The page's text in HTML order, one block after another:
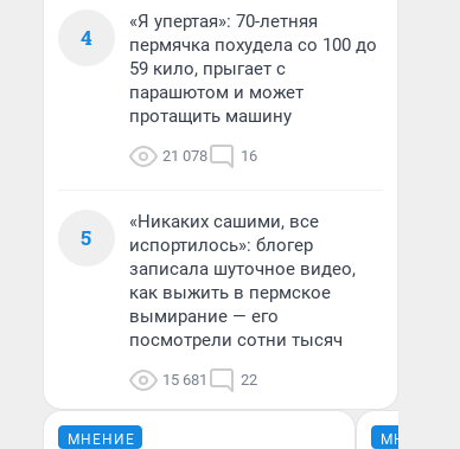
4
«Я упертая»: 70-летняя
пермячка похудела со 100 до
59 кило, прыгает с
парашютом и может
протащить машину
21 078 16
5
«Никаких сашими, все
испортилось»: блогер
записала шуточное видео,
как выжить в пермское
вымирание — его
посмотрели сотни тысяч
15 681 22
МНЕНИЕ МНЕНИЕ